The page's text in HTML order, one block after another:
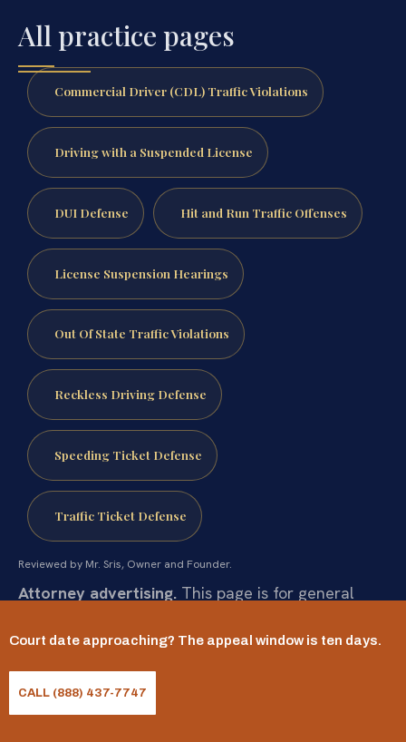
All practice pages
Commercial Driver (CDL) Traffic Violations
Driving with a Suspended License
DUI Defense Hit and Run Traffic Offenses
License Suspension Hearings
Out Of State Traffic Violations
Reckless Driving Defense
Speeding Ticket Defense
Traffic Ticket Defense
Reviewed by Mr. Sris, Owner and Founder.
Attorney advertising. This page is for general
attorney-client relationship. Statutes and their
application change and vary by case. Prior results
Court date approaching? The appeal window is ten days.
CALL (888) 437-7747